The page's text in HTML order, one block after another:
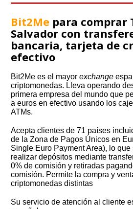
Bit2Me para comprar
Salvador con
bancaria, tarjeta de
efectivo
Bit2Me es el mayorexchange
criptomonedas. Lleva operando
primera empresa del mundo que
a euros en efectivo usando los
ATMs.
Acepta clientes de 71 países
de la Zona de Pagos Únicos en
Single Euro Payment Area), lo
realizar depósitos mediante
0% de comisión y retiradas
comisión. Permite la compra y
criptomonedas distintas
Su servicio de atención al cliente